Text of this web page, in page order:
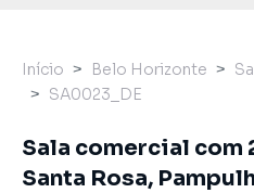
Início Belo Horizonte
SA0023_DE
Sala comercial com
Santa Rosa,